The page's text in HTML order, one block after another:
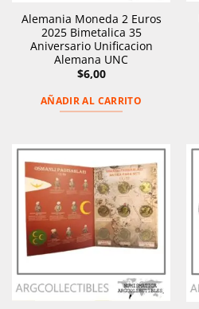
Alemania Moneda 2 Euros
2025 Bimetalica 35
Aniversario Unificacion
Alemana UNC
$6,00
AÑADIR AL CARRITO